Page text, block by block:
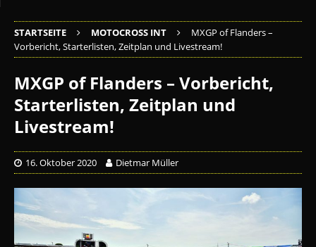
STARTSEITE MOTOCROSS INT
MXGP of Flanders –
Vorbericht, Starterlisten, Zeitplan und Livestream!
MXGP of Flanders – Vorbericht,
Starterlisten, Zeitplan und
Livestream!
16. Oktober 2020 Dietmar Müller